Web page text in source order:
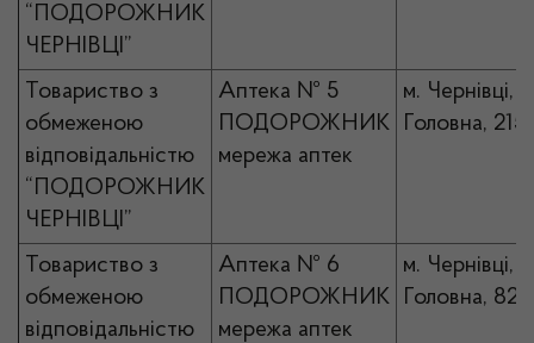
“ПОДОРОЖНИК
ЧЕРНІВЦІ”
Товариство з
обмеженою
відповідальністю
“ПОДОРОЖНИК
ЧЕРНІВЦІ”
Аптека № 5
ПОДОРОЖНИК
мережа аптек
м. Чернівці,
Головна, 215
Товариство з
обмеженою
відповідальністю
Аптека № 6
ПОДОРОЖНИК
мережа аптек
м. Чернівці,
Головна, 82